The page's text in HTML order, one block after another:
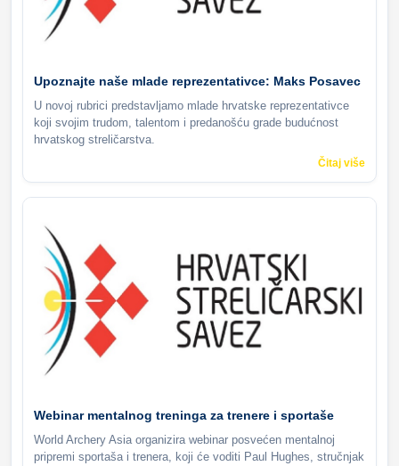
Upoznajte naše mlade reprezentativce: Maks Posavec
U novoj rubrici predstavljamo mlade hrvatske reprezentativce
koji svojim trudom, talentom i predanošću grade budućnost
hrvatskog streličarstva.
Čitaj više
Webinar mentalnog treninga za trenere i sportaše
World Archery Asia organizira webinar posvećen mentalnoj
pripremi sportaša i trenera, koji će voditi Paul Hughes, stručnjak